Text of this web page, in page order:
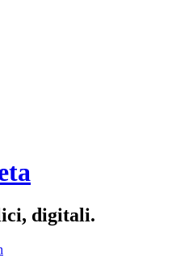
digitali.